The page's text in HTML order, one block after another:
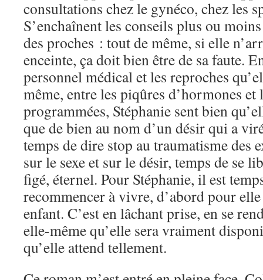
consultations chez le gynéco, chez les
S’enchaînent les conseils plus ou
des proches : tout de même, si elle
enceinte, ça doit bien être de sa faute.
personnel médical et les reproches
même, entre les piqûres d’hormones et
programmées, Stéphanie sent bien
que de bien au nom d’un désir qui a
temps de dire stop au traumatisme des
sur le sexe et sur le désir, temps de se
figé, éternel. Pour Stéphanie, il est
recommencer à vivre, d’abord pour
enfant. C’est en lâchant prise, en se
elle-même qu’elle sera vraiment
qu’elle attend tellement.